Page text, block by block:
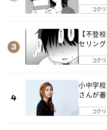
コク
【不登
セリン
コク
小中学
さんが
コク